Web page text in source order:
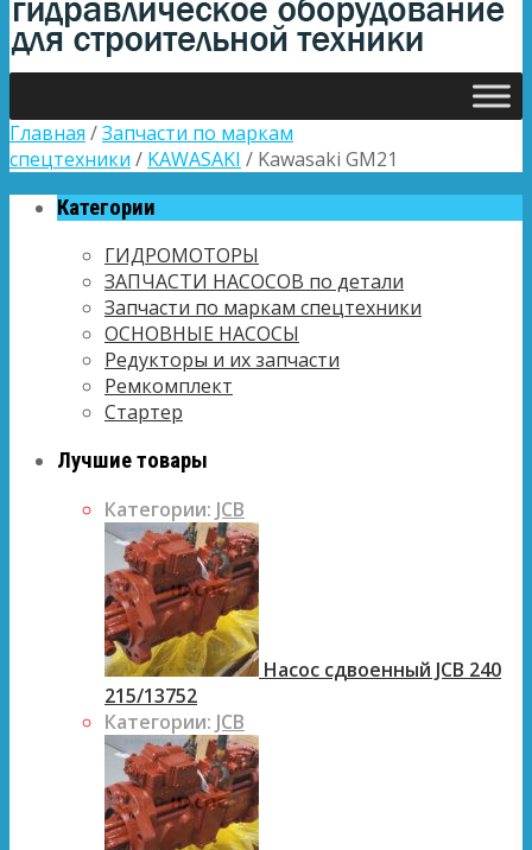
Главная /Запчасти по маркам
спецтехники / KAWASAKI / Kawasaki GM21
Категории
ГИДРОМОТОРЫ
ЗАПЧАСТИ НАСОСОВ по детали
Запчасти по маркам спецтехники
ОСНОВНЫЕ НАСОСЫ
Редукторы и их запчасти
Ремкомплект
Стартер
Лучшие товары
Категории: JCB
Насос сдвоенный JCB 240
215/13752
Категории: JCB